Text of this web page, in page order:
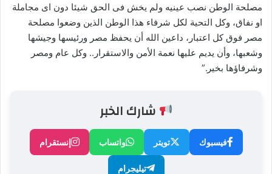
مصلحة الوطن نصب عينيه ولم يخش فى الحق شيئا دون اى مجاملة
او نفاق، وكل التحية لكل شرفاء هذا الوطن الذين وضعوا مصلحة
مصر فوق كل اعتبار، داعين الله أن يحفظ مصر ورئيسها وجيشها
وشعبها، وأن يديم عليها نعمة الأمن والاستقرار.. وكل عام ومصر
وشرفاؤها بخير.”
شارك الخبر
فيسبوك تويتر واتساب إنستقرام
تيليجرام